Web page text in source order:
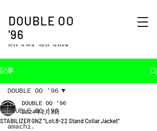
DOUBLE OO
'96
33°35′ 10.774″N 130°23′ 42.048″W
記事
DOUBLE OO '96
amachi.
DOUBLE OO '96
STABILIZER GNZ "Lot.8-22 Stand Collar Jacket"
DOUBLE OO '96
2024年2月3日